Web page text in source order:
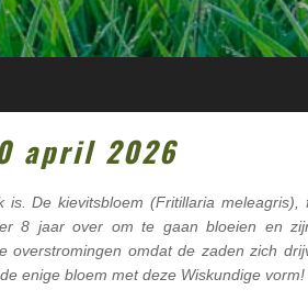
april 2026
De kievitsbloem (Fritillaria
8 jaar over om te gaan bloeien en
overstromingen omdat de zaden zich
enige bloem met deze Wiskundige